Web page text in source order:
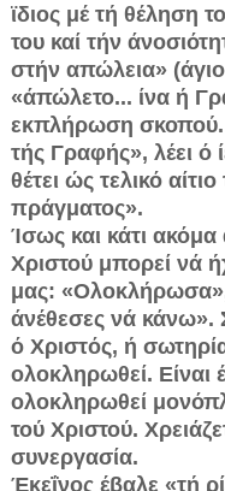
ϊδιος μέ τή θέληση
του καί τήν
στήν απώλεια»
«άπώλετο... ίνα ή
εκπλήρωση σκοπού.
τής Γραφής», λέει
θέτει ώς τελικό
πράγματος».
Ίσως και κάτι
Χριστού μπορεί νά
μας:
άνέθεσες νά κάνω».
ό Χριστός, ή
ολοκληρωθεί. Είναι
ολοκληρωθεί
τού Χριστού.
συνεργασία.
Έκεΐνος έβαλε «τή